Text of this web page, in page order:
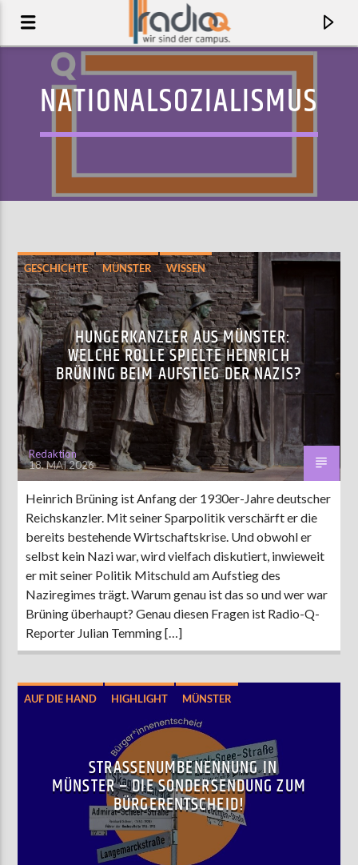
AKTUELLER TRACK
SOPHIE
UCHE YARA
AKTUELLE SENDUNG
MOEBIUS
19:00 24:00
ZU HÖREN IN Münster 90,9 MHz Steinfurt103,9 MHz
NATIONALSOZIALISMUS
GESCHICHTE MÜNSTER WISSEN
HUNGERKANZLER AUS MÜNSTER:
WELCHE ROLLE SPIELTE HEINRICH
BRÜNING BEIM AUFSTIEG DER NAZIS?
Redaktion
18. MAI 2026
Heinrich Brüning ist Anfang der 1930er-Jahre deutscher
Reichskanzler. Mit seiner Sparpolitik verschärft er die
bereits bestehende Wirtschaftskrise. Und obwohl er
selbst kein Nazi war, wird vielfach diskutiert, inwieweit
er mit seiner Politik Mitschuld am Aufstieg des
Naziregimes trägt. Warum genau ist das so und wer war
Brüning überhaupt? Genau diesen Fragen ist Radio-Q-
Reporter Julian Temming […]
AUF DIE HAND HIGHLIGHT MÜNSTER
STRASSENUMBENENNUNG IN M
ÜNSTER – DIE SONDERSENDUNG ZUM B
ÜRGERENTSCHEID!